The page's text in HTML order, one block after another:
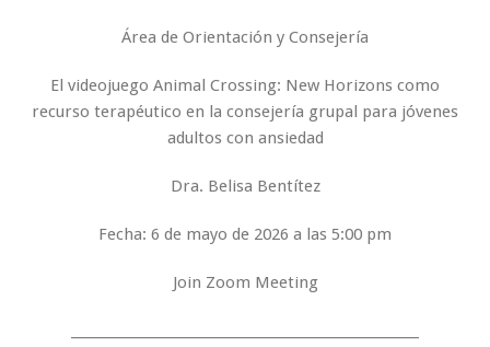
Área de Orientación y Consejería
El videojuego Animal Crossing: New Horizons como
recurso terapéutico en la consejería grupal para jóvenes
adultos con ansiedad
Dra. Belisa Bentítez
Fecha: 6 de mayo de 2026 a las 5:00 pm
Join Zoom Meeting